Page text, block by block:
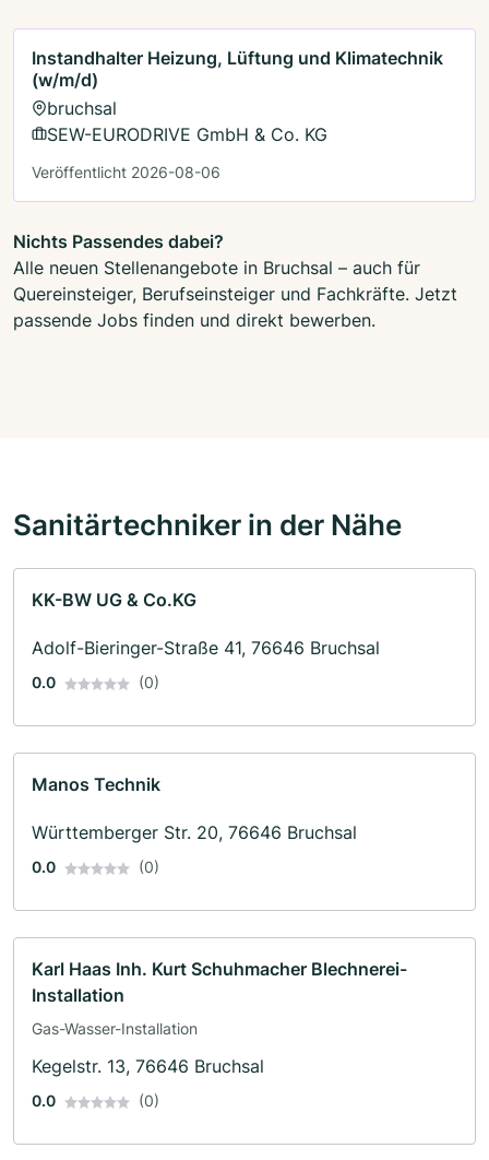
Instandhalter Heizung, Lüftung und Klimatechnik
(w/m/d)
bruchsal
SEW-EURODRIVE GmbH & Co. KG
Veröffentlicht 2026-08-06
Nichts Passendes dabei?
Alle neuen Stellenangebote in Bruchsal – auch für
Quereinsteiger, Berufseinsteiger und Fachkräfte. Jetzt
passende Jobs finden und direkt bewerben.
Sanitärtechniker in der Nähe
KK-BW UG & Co.KG
Adolf-Bieringer-Straße 41, 76646 Bruchsal
0.0 (0)
Manos Technik
Württemberger Str. 20, 76646 Bruchsal
0.0 (0)
Karl Haas Inh. Kurt Schuhmacher Blechnerei-
Installation
Gas-Wasser-Installation
Kegelstr. 13, 76646 Bruchsal
0.0 (0)